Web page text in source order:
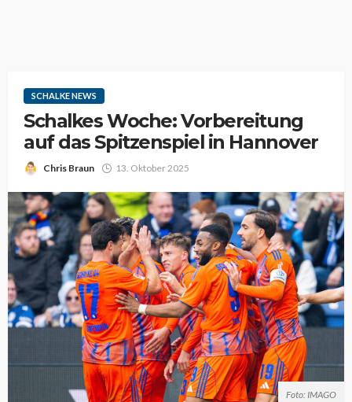
SCHALKE NEWS
Schalkes Woche: Vorbereitung
auf das Spitzenspiel in Hannover
Chris Braun 13. Oktober 2025
Foto: IMAGO